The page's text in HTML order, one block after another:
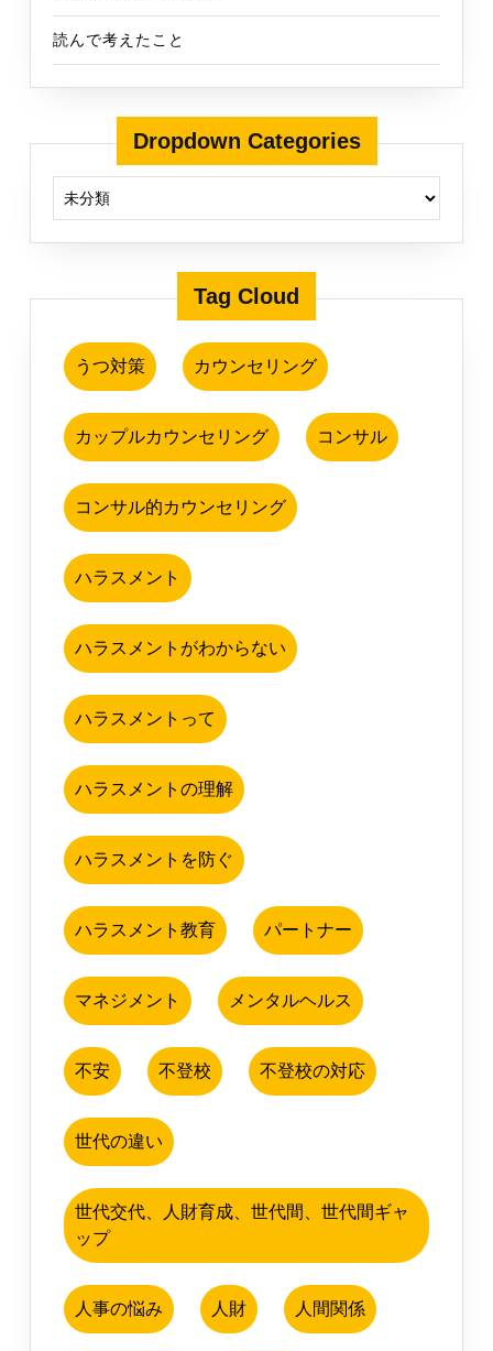
読んで考えたこと
Dropdown Categories
Tag Cloud
うつ対策 カウンセリング
カップルカウンセリング コンサル
コンサル的カウンセリング
ハラスメント
ハラスメントがわからない
ハラスメントって
ハラスメントの理解
ハラスメントを防ぐ
ハラスメント教育 パートナー
マネジメント メンタルヘルス
不安 不登校 不登校の対応
世代の違い
世代交代、人財育成、世代間、世代間ギャ
ップ
人事の悩み 人財 人間関係